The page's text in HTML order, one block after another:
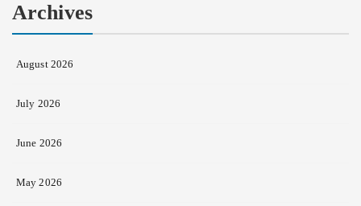
Archives
August 2026
July 2026
June 2026
May 2026